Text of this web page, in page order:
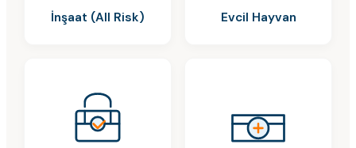
İnşaat (All Risk) Evcil Hayvan